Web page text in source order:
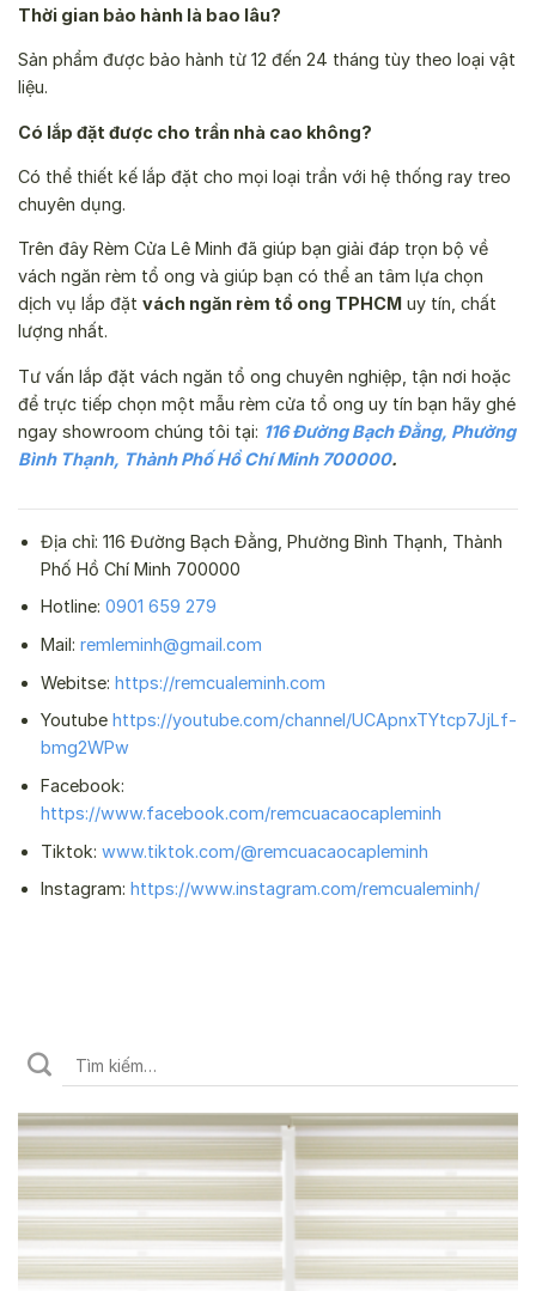
Thời gian bảo hành là bao lâu?
Sản phẩm được bảo hành từ 12 đến 24 tháng tùy theo loại vật
liệu.
Có lắp đặt được cho trần nhà cao không?
Có thể thiết kế lắp đặt cho mọi loại trần với hệ thống ray treo
chuyên dụng.
Trên đây Rèm Cửa Lê Minh đã giúp bạn giải đáp trọn bộ về
vách ngăn rèm tổ ong và giúp bạn có thể an tâm lựa chọn
dịch vụ lắp đặt vách ngăn rèm tổ ong TPHCM uy tín, chất
lượng nhất.
Tư vấn lắp đặt vách ngăn tổ ong chuyên nghiệp, tận nơi hoặc
để trực tiếp chọn một mẫu rèm cửa tổ ong uy tín bạn hãy ghé
ngay showroom chúng tôi tại: 116 Đường Bạch Đằng, Phường
Bình Thạnh, Thành Phố Hồ Chí Minh 700000.
Địa chỉ: 116 Đường Bạch Đằng, Phường Bình Thạnh, Thành
Phố Hồ Chí Minh 700000
Hotline: 0901 659 279
Mail: remleminh@gmail.com
Webitse: https://remcualeminh.com
Youtube https://youtube.com/channel/UCApnxTYtcp7JjLf-
bmg2WPw
Facebook:
https://www.facebook.com/remcuacaocapleminh
Tiktok: www.tiktok.com/@remcuacaocapleminh
Instagram: https://www.instagram.com/remcualeminh/